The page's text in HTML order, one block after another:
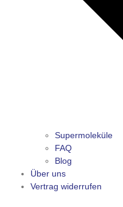
Supermoleküle
FAQ
Blog
Über uns
Vertrag widerrufen